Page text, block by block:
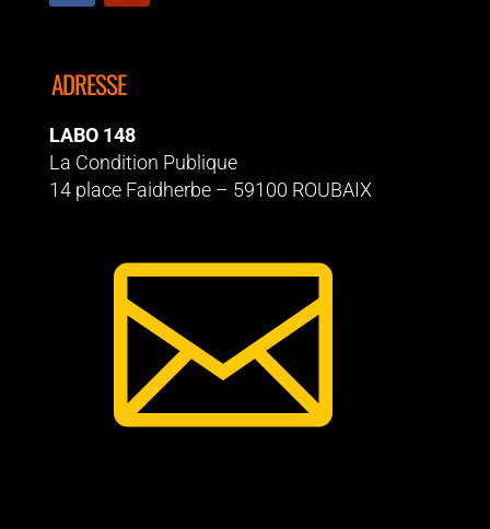
ADRESSE
LABO 148
La Condition Publique
14 place Faidherbe – 59100 ROUBAIX
